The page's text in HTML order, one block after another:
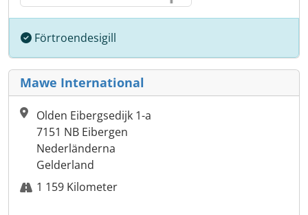
Förtroendesigill
Mawe International
Olden Eibergsedijk 1-a
7151 NB Eibergen
Nederländerna
Gelderland
1 159 Kilometer